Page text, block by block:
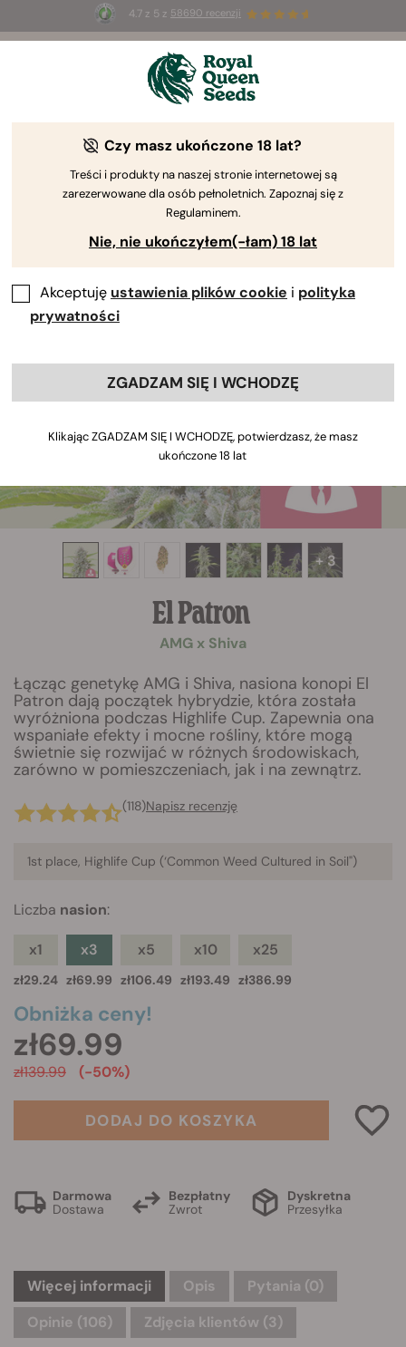
4.7 z 5 z 58690 recenzji
3 nasiona White Widow Auto
+ 3
El Patron
AMG x Shiva
Łącząc genetykę AMG i Shiva, nasiona konopi El
Patron dają początek hybrydzie, która została
wyróżniona podczas Highlife Cup. Zapewnia ona
wspaniałe efekty i mocne rośliny, które mogą
świetnie się rozwijać w różnych środowiskach,
zarówno w pomieszczeniach, jak i na zewnątrz.
(118)Napisz recenzję
1st place, Highlife Cup (‘Common Weed Cultured in Soil")
Liczba nasion:
x1
zł29.24
x3
zł69.99
x5
zł106.49
x10
zł193.49
x25
zł386.99
Obniżka ceny!
zł69.99
zł139.99 (-50%)
DODAJ DO KOSZYKA
Darmowa
Dostawa
Bezpłatny
Zwrot
Dyskretna
Przesyłka
Więcej informacji Opis Pytania (0)
Opinie (106)
Zdjęcia klientów (3)
Czy masz ukończone 18 lat?
Treści i produkty na naszej stronie internetowej są
zarezerwowane dla osób pełnoletnich. Zapoznaj się z
Regulaminem.
Nie, nie ukończyłem(-łam) 18 lat
Akceptuję ustawienia plików cookie i polityka
prywatności
ZGADZAM SIĘ I WCHODZĘ
Klikając ZGADZAM SIĘ I WCHODZĘ, potwierdzasz, że masz
ukończone 18 lat